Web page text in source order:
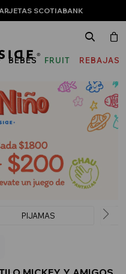
SCOTIABANK
BEBÉS
FRUIT
THE
LOOM
REBAJAS
PIJAMAS